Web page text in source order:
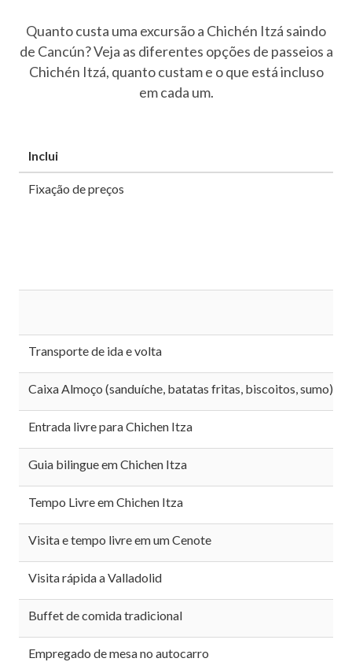
Bilhetes
Mapas de Chichen Itza
História de Chichén Itzá
Localização
Calendário Maia
BLOG
PORTUGUES
Quanto custa uma excursão a Chichén Itzá saindo
de Cancún? Veja as diferentes opções de passeios a
Chichén Itzá, quanto custam e o que está incluso
em cada um.
Inclui
Fixação de preços
Transporte de ida e volta
Caixa Almoço (sanduíche, batatas fritas, biscoitos, sumo)
Entrada livre para Chichen Itza
Guia bilingue em Chichen Itza
Tempo Livre em Chichen Itza
Visita e tempo livre em um Cenote
Visita rápida a Valladolid
Buffet de comida tradicional
Empregado de mesa no autocarro